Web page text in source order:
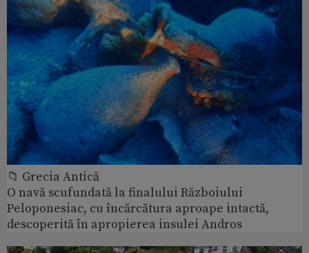
📁 Grecia Antică
O navă scufundată la finalului Războiului
Peloponesiac, cu încărcătura aproape intactă,
descoperită în apropierea insulei Andros